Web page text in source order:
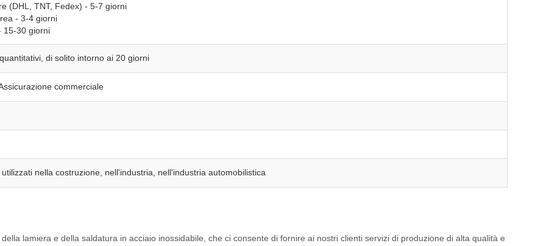
(DHL, TNT, Fedex) - 5-7 giorni
- 3-4 giorni
15-30 giorni
di solito intorno ai 20 giorni
commerciale
nella costruzione, nell'industria, nell'industria automobilistica
lamiera e della saldatura in acciaio inossidabile, che ci consente di fornire ai nostri clienti servizi di produzione di alta qualità e